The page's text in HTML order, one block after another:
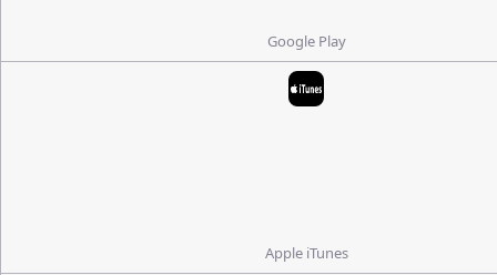
Google Play
Apple iTunes